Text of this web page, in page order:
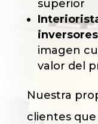
superior
inversores
imagen
valor del
Nuestra
clientes